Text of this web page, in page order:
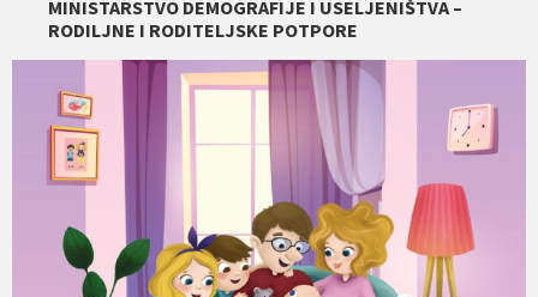
MINISTARSTVO DEMOGRAFIJE I USELJENIŠTVA –
RODILJNE I RODITELJSKE POTPORE